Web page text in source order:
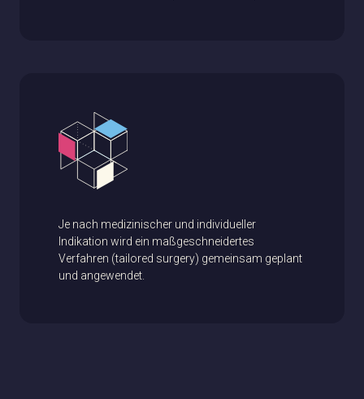
Je nach medizinischer und individueller
Indikation wird ein maßgeschneidertes
Verfahren (tailored surgery) gemeinsam geplant
und angewendet.